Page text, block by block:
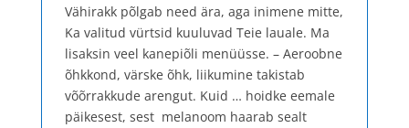
Vähirakk põlgab need ära, aga inimene mitte,
Ka valitud vürtsid kuuluvad Teie lauale. Ma
lisaksin veel kanepiõli menüüsse. – Aeroobne
õhkkond, värske õhk, liikumine takistab
võõrrakkude arengut. Kuid … hoidke eemale
päikesest, sest melanoom haarab sealt